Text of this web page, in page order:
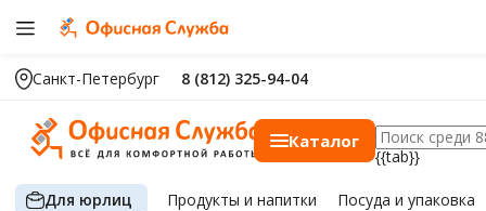
Санкт-Петербург 8 (812) 325-94-04
Каталог
{{tab}}
Для юрлиц Продуктыи напитки Посуда и упаковка